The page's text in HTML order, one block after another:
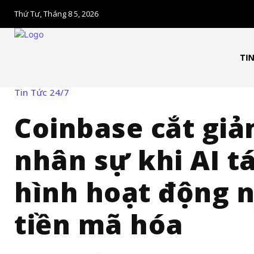
Thứ Tư, Tháng 8 5, 2026
Tin Tức 24/7
Coinbase cắt
nhân sự khi AI
hình hoạt động
tiền mã hóa